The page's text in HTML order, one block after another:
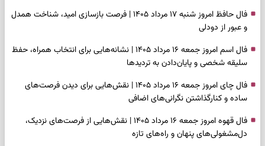
فال حافظ امروز شنبه ۱۷ مرداد ۱۴۰۵ | فرصت بازسازی امید، شناخت همدل
و عبور از دودلی
فال اسم امروز جمعه ۱۶ مرداد ۱۴۰۵ | نشانه‌هایی برای انتخاب همراه، حفظ
سلیقه شخصی و پایان‌دادن به تردیدها
فال چای امروز جمعه ۱۶ مرداد ۱۴۰۵ | نقش‌هایی برای دیدن فرصت‌های
ساده و کنارگذاشتن نگرانی‌های اضافی
فال قهوه امروز جمعه ۱۶ مرداد ۱۴۰۵ | نقش‌هایی از فرصت‌های نزدیک،
دل‌مشغولی‌های پنهان و راه‌های تازه